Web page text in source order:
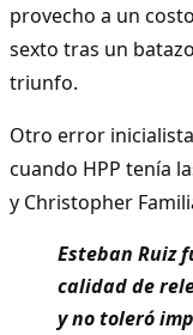
provecho a un
sexto tras un
triunfo.
Otro error
cuando HPP tenía
y Christopher
Esteban Ruiz
calidad de
y no toleró